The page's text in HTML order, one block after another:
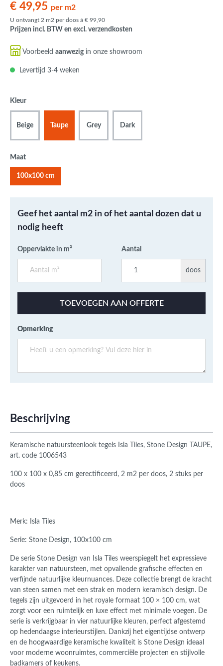
€ 49,95 per m2
U ontvangt 2 m2 per doos á € 99,90
Prijzen incl. BTW en excl. verzendkosten
Voorbeeld aanwezigin onze showroom
Levertijd 3-4 weken
Kleur
Beige Taupe Grey Dark
Maat
100x100 cm
Geef het aantal m2 in of het aantal dozen dat u
nodig heeft
Oppervlakte in m² Aantal
doos
TOEVOEGEN AAN OFFERTE
Opmerking
Beschrijving
Keramische natuursteenlook tegels Isla Tiles, Stone Design TAUPE,
art. code 1006543
100 x 100 x 0,85 cm gerectificeerd, 2 m2 per doos, 2 stuks per
doos
Merk: Isla Tiles
Serie: Stone Design, 100x100 cm
De serie Stone Design van Isla Tiles weerspiegelt het expressieve
karakter van natuursteen, met opvallende grafische effecten en
verfijnde natuurlijke kleurnuances. Deze collectie brengt de kracht
van steen samen met een strak en modern keramisch design. De
tegels zijn uitgevoerd in het royale formaat 100 × 100 cm, wat
zorgt voor een ruimtelijk en luxe effect met minimale voegen. De
serie is verkrijgbaar in vier natuurlijke kleuren, perfect afgestemd
op hedendaagse interieurstijlen. Dankzij het eigentijdse ontwerp
en de hoogwaardige keramische kwaliteit is Stone Design ideaal
voor moderne woonruimtes, commerciële projecten en stijlvolle
badkamers of keukens.